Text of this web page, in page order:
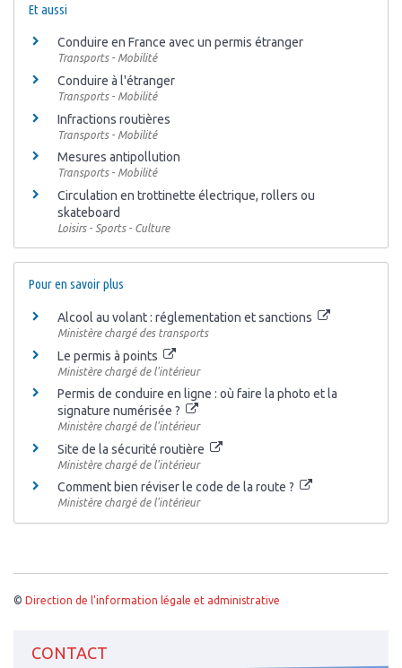
Et aussi
Conduire en France avec un permis étranger
Transports - Mobilité
Conduire à l'étranger
Transports - Mobilité
Infractions routières
Transports - Mobilité
Mesures antipollution
Transports - Mobilité
Circulation en trottinette électrique, rollers ou
skateboard
Loisirs - Sports - Culture
Pour en savoir plus
Alcool au volant : réglementation et sanctions
Ministère chargé des transports
Le permis à points
Ministère chargé de l'intérieur
Permis de conduire en ligne : où faire la photo et la
signature numérisée ?
Ministère chargé de l'intérieur
Site de la sécurité routière
Ministère chargé de l'intérieur
Comment bien réviser le code de la route ?
Ministère chargé de l'intérieur
© Direction de l'information légale et administrative
CONTACT